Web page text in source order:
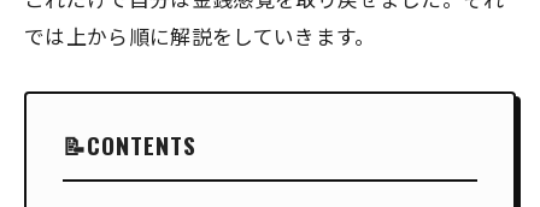
では上から順に解説をしていきます。
CONTENTS